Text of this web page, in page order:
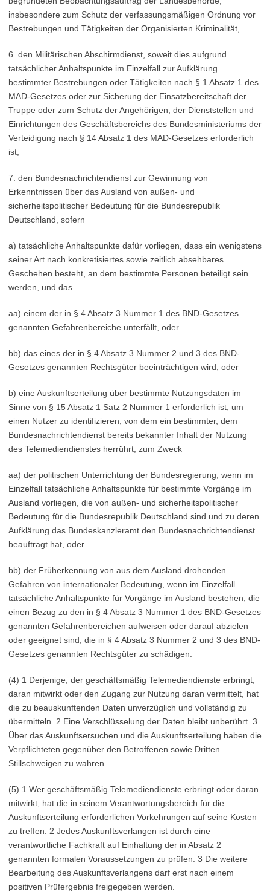
insbesondere zum Schutz der verfassungsmäßigen Ordnung vor
Bestrebungen und Tätigkeiten der Organisierten Kriminalität,
6. den Militärischen Abschirmdienst, soweit dies aufgrund
tatsächlicher Anhaltspunkte im Einzelfall zur Aufklärung
bestimmter Bestrebungen oder Tätigkeiten nach § 1 Absatz 1 des
MAD-Gesetzes oder zur Sicherung der Einsatzbereitschaft der
Truppe oder zum Schutz der Angehörigen, der Dienststellen und
Einrichtungen des Geschäftsbereichs des Bundesministeriums der
Verteidigung nach § 14 Absatz 1 des MAD-Gesetzes erforderlich
ist,
7. den Bundesnachrichtendienst zur Gewinnung von
Erkenntnissen über das Ausland von außen- und
sicherheitspolitischer Bedeutung für die Bundesrepublik
Deutschland, sofern
a) tatsächliche Anhaltspunkte dafür vorliegen, dass ein wenigstens
seiner Art nach konkretisiertes sowie zeitlich absehbares
Geschehen besteht, an dem bestimmte Personen beteiligt sein
werden, und das
aa) einem der in § 4 Absatz 3 Nummer 1 des BND-Gesetzes
genannten Gefahrenbereiche unterfällt, oder
bb) das eines der in § 4 Absatz 3 Nummer 2 und 3 des BND-
Gesetzes genannten Rechtsgüter beeinträchtigen wird, oder
b) eine Auskunftserteilung über bestimmte Nutzungsdaten im
Sinne von § 15 Absatz 1 Satz 2 Nummer 1 erforderlich ist, um
einen Nutzer zu identifizieren, von dem ein bestimmter, dem
Bundesnachrichtendienst bereits bekannter Inhalt der Nutzung
des Telemediendienstes herrührt, zum Zweck
aa) der politischen Unterrichtung der Bundesregierung, wenn im
Einzelfall tatsächliche Anhaltspunkte für bestimmte Vorgänge im
Ausland vorliegen, die von außen- und sicherheitspolitischer
Bedeutung für die Bundesrepublik Deutschland sind und zu deren
Aufklärung das Bundeskanzleramt den Bundesnachrichtendienst
beauftragt hat, oder
bb) der Früherkennung von aus dem Ausland drohenden
Gefahren von internationaler Bedeutung, wenn im Einzelfall
tatsächliche Anhaltspunkte für Vorgänge im Ausland bestehen, die
einen Bezug zu den in § 4 Absatz 3 Nummer 1 des BND-Gesetzes
genannten Gefahrenbereichen aufweisen oder darauf abzielen
oder geeignet sind, die in § 4 Absatz 3 Nummer 2 und 3 des BND-
Gesetzes genannten Rechtsgüter zu schädigen.
(4) 1 Derjenige, der geschäftsmäßig Telemediendienste erbringt,
daran mitwirkt oder den Zugang zur Nutzung daran vermittelt, hat
die zu beauskunftenden Daten unverzüglich und vollständig zu
übermitteln. 2 Eine Verschlüsselung der Daten bleibt unberührt. 3
Über das Auskunftsersuchen und die Auskunftserteilung haben die
Verpflichteten gegenüber den Betroffenen sowie Dritten
Stillschweigen zu wahren.
(5) 1 Wer geschäftsmäßig Telemediendienste erbringt oder daran
mitwirkt, hat die in seinem Verantwortungsbereich für die
Auskunftserteilung erforderlichen Vorkehrungen auf seine Kosten
zu treffen. 2 Jedes Auskunftsverlangen ist durch eine
verantwortliche Fachkraft auf Einhaltung der in Absatz 2
genannten formalen Voraussetzungen zu prüfen. 3 Die weitere
Bearbeitung des Auskunftsverlangens darf erst nach einem
positiven Prüfergebnis freigegeben werden.